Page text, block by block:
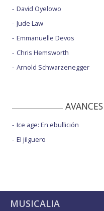
David Oyelowo
Jude Law
Emmanuelle Devos
Chris Hemsworth
Arnold Schwarzenegger
Ice age: En ebullición
El jilguero
MUSICALIA